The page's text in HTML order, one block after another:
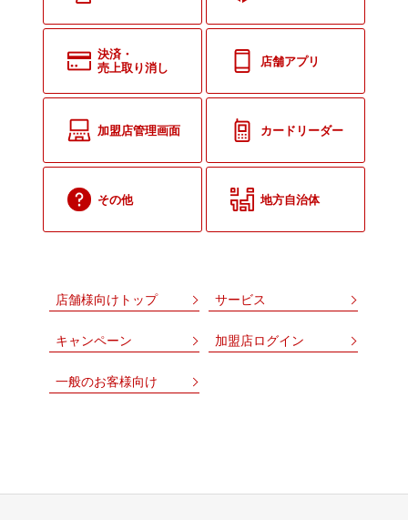
決済・
売上取り消し
店舗アプリ
加盟店管理画面 カードリーダー
その他 地方自治体
店舗様向けトップ サービス
キャンペーン 加盟店ログイン
一般のお客様向け